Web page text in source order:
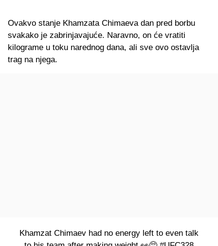
Ovakvo stanje Khamzata Chimaeva dan pred borbu
svakako je zabrinjavajuće. Naravno, on će vratiti
kilograme u toku narednog dana, ali sve ovo ostavlja
trag na njega.
Khamzat Chimaev had no energy left to even talk